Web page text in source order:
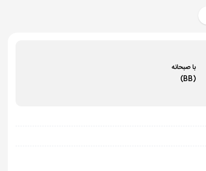
با صبحانه
(BB)